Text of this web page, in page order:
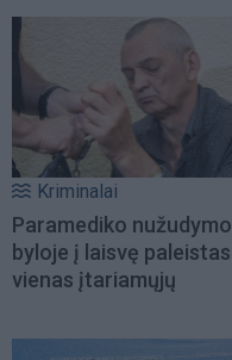
Kriminalai
Paramediko nužudymo
byloje į laisvę paleistas
vienas įtariamųjų